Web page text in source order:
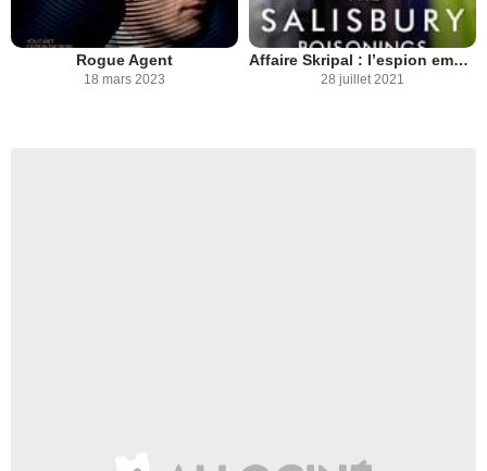
Rogue Agent
18 mars 2023
Affaire Skripal : l’espion empoisonné
28 juillet 2021